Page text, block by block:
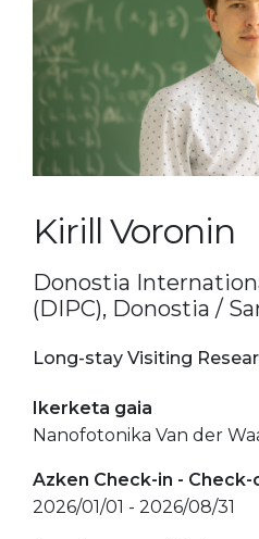
Kirill Voronin
Donostia
(DIPC), Donostia /
Long-stay Visiting
Ikerketa gaia
Nanofotonika Van der
Azken Check-in -
2026/01/01 - 2026/08/31